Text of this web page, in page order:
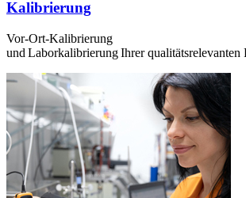
Kalibrierung
Vor-Ort-Kalibrierung
und Laborkalibrierung Ihrer qualitätsrelevanten